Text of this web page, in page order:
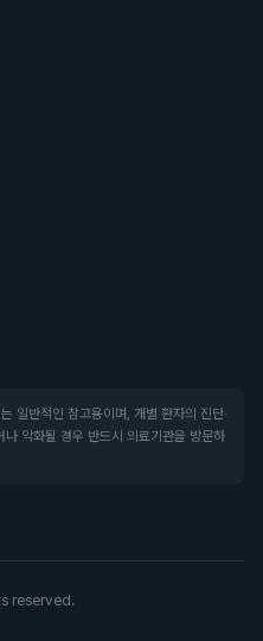
일반적인 참고용이며, 개별 환자의 진단·
악화될 경우 반드시 의료기관을 방문하
reserved.